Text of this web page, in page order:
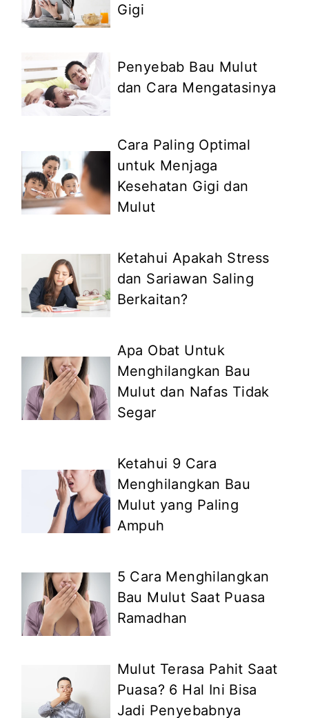
Gigi
Penyebab Bau Mulut
dan Cara Mengatasinya
Cara Paling Optimal
untuk Menjaga
Kesehatan Gigi dan
Mulut
Ketahui Apakah Stress
dan Sariawan Saling
Berkaitan?
Apa Obat Untuk
Menghilangkan Bau
Mulut dan Nafas Tidak
Segar
Ketahui 9 Cara
Menghilangkan Bau
Mulut yang Paling
Ampuh
5 Cara Menghilangkan
Bau Mulut Saat Puasa
Ramadhan
Mulut Terasa Pahit Saat
Puasa? 6 Hal Ini Bisa
Jadi Penyebabnya